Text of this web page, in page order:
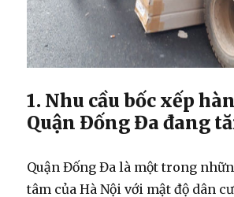
1. Nhu cầu bốc xếp
Quận Đống Đa đang
Quận Đống Đa là một trong
tâm của Hà Nội với mật độ dân